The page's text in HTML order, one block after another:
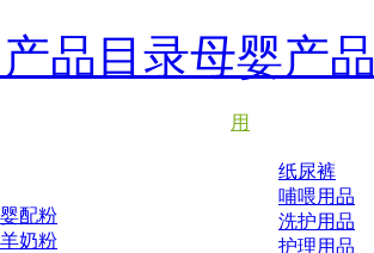
品目录母婴产
婴配粉
羊奶粉
用
纸尿裤
哺喂用品
洗护用品
护理用品